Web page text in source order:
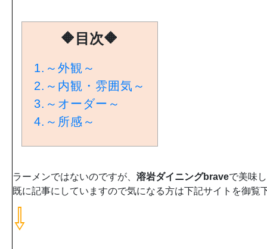
🔶目次🔶
1. ～外観～
2. ～内観・雰囲気～
3. ～オーダー～
4. ～所感～
ラーメンではないのですが、 溶岩ダイニングbraveで美味
既に記事にしていますので気になる方は下記サイトを御覧
⇩